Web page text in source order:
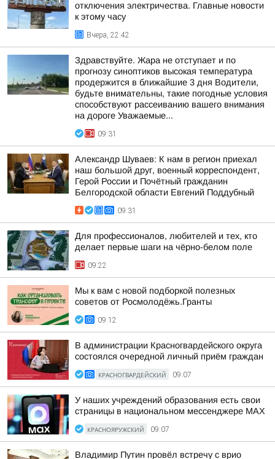
отключения электричества. Главные новости
к этому часу
Вчера, 22:42
Здравствуйте. Жара не отступает и по
прогнозу синоптиков высокая температура
продержится в ближайшие 3 дня Водители,
будьте внимательны, такие погодные условия
способствуют рассеиванию вашего внимания
на дороге Уважаемые...
09:31
Александр Шуваев: К нам в регион приехал
наш большой друг, военный корреспондент,
Герой России и Почётный гражданин
Белгородской области Евгений Поддубный
09:31
Для профессионалов, любителей и тех, кто
делает первые шаги на чёрно-белом поле
09:22
Мы к вам с новой подборкой полезных
советов от Росмолодёжь.Гранты
09:12
В администрации Красногвардейского округа
состоялся очередной личный приём граждан
КРАСНОГВАРДЕЙСКИЙ 09:07
У наших учреждений образования есть свои
страницы в национальном мессенджере МАХ
КРАСНОЯРУЖСКИЙ 09:07
Владимир Путин провёл встречу с врио